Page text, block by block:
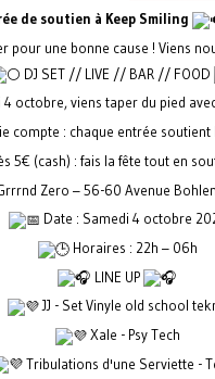
de soutien à Keep Smiling
pour une bonne cause ! Viens
DJ SET // LIVE // BAR // FOOD
octobre, viens taper du pied
compte : chaque entrée soutient
5€ (cash) : fais la fête tout en
Zero – 56-60 Avenue
Date : Samedi 4 octobre
Horaires : 22h – 06h
LINE UP
JJ - Set Vinyle old school
Xale - Psy Tech
Tribulations d'une Serviette -